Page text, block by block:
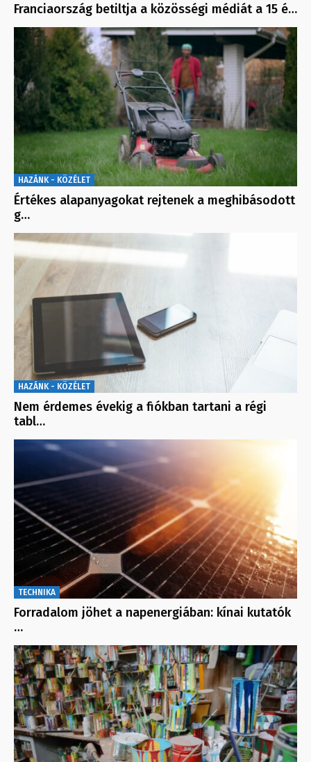
Franciaország betiltja a közösségi médiát a 15 é…
HAZÁNK - KÖZÉLET
Értékes alapanyagokat rejtenek a meghibásodott
g…
HAZÁNK - KÖZÉLET
Nem érdemes évekig a fiókban tartani a régi
tabl…
TECHNIKA
Forradalom jöhet a napenergiában: kínai kutatók
…